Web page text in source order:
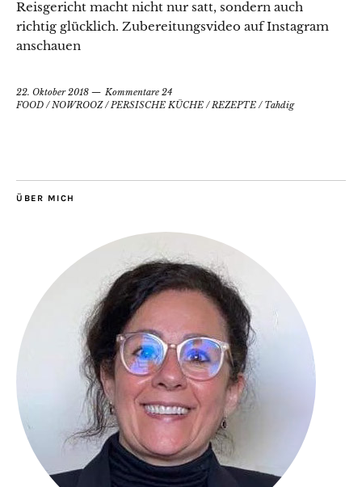
Reisgericht macht nicht nur satt, sondern auch
richtig glücklich. Zubereitungsvideo auf Instagram
anschauen
22. Oktober 2018
Kommentare 24
FOOD / NOWROOZ/ PERSISCHE KÜCHE / REZEPTE / Tahdig
ÜBER MICH